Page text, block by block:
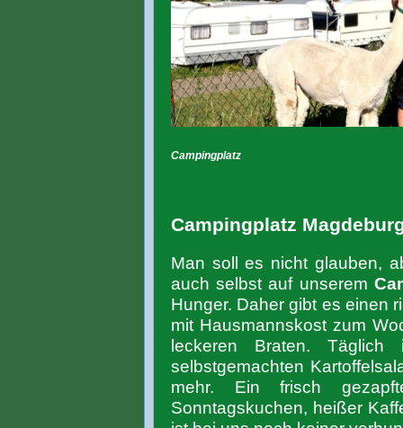
Campingplatz
Campingplatz
Man soll es nicht glauben,
auch selbst auf unserem
Hunger. Daher gibt es einen
mit Hausmannskost zum
leckeren Braten. Täglich
selbstgemachten
mehr. Ein frisch
Sonntagskuchen, heißer